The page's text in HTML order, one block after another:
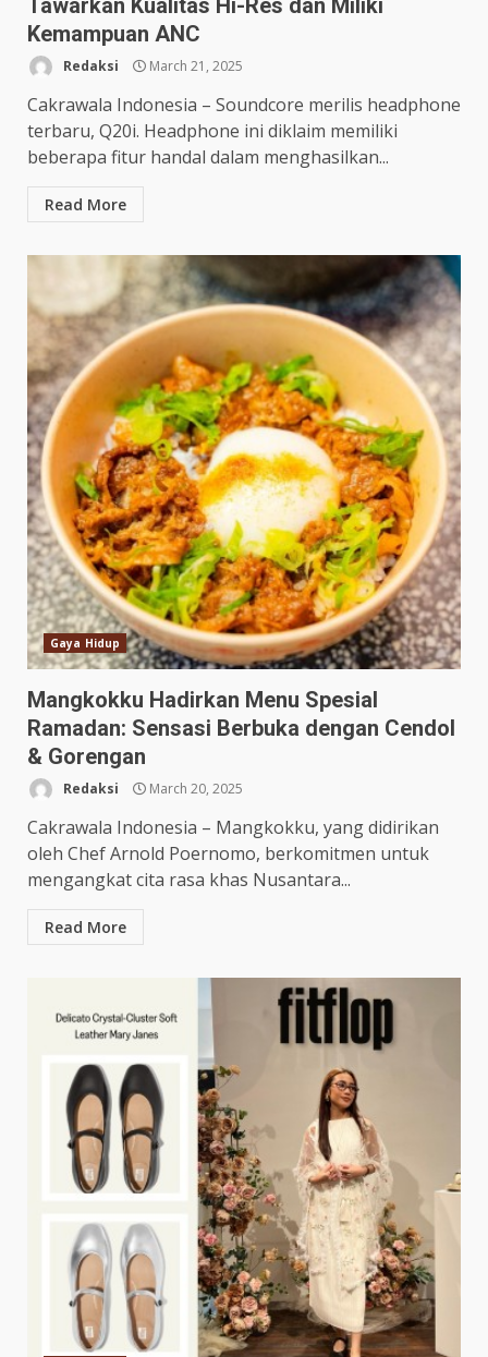
Tawarkan Kualitas Hi-Res dan Miliki
Kemampuan ANC
Redaksi March 21, 2025
Cakrawala Indonesia – Soundcore merilis headphone
terbaru, Q20i. Headphone ini diklaim memiliki
beberapa fitur handal dalam menghasilkan...
Read More
Gaya Hidup
Mangkokku Hadirkan Menu Spesial
Ramadan: Sensasi Berbuka dengan Cendol
& Gorengan
Redaksi March 20, 2025
Cakrawala Indonesia – Mangkokku, yang didirikan
oleh Chef Arnold Poernomo, berkomitmen untuk
mengangkat cita rasa khas Nusantara...
Read More